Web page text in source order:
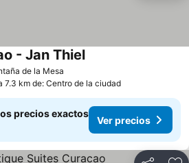
de la Mesa
- Jan ThielVer precios
7.3 km de: Centro de la ciudad
precios exactos
Ver precios